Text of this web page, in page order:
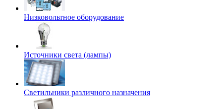
Низковольтное оборудование
Источники света (лампы)
Светильники различного назначения